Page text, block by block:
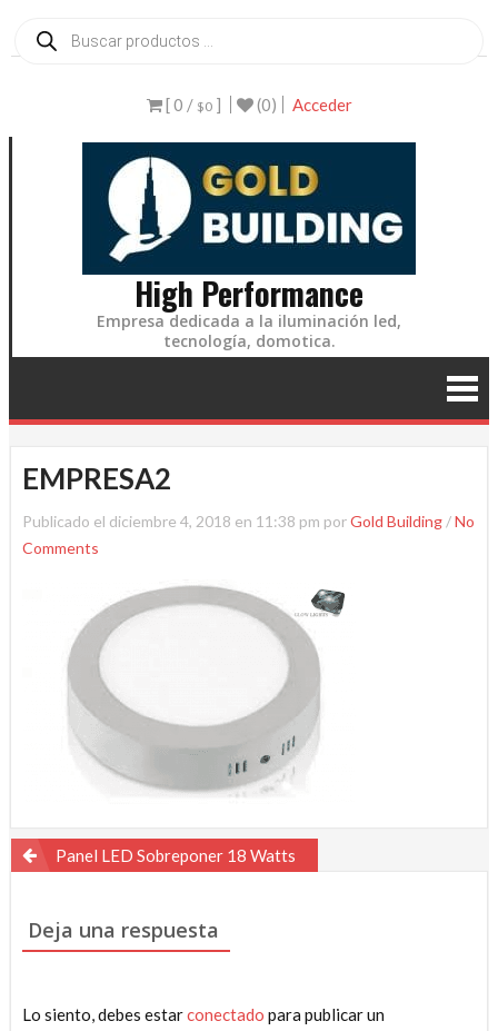
alproductos
[ 0 / $0] (0) Acceder
High Performance
Empresa dedicada a la iluminación led,
tecnología, domotica.
EMPRESA2
Publicado el diciembre 4, 2018 en 11:38 pm porGold Building /No
Comments
Navegación
entradas
Panel LED Sobreponer 18 Watts
Deja una respuesta
Lo siento, debes estarconectado para publicar un